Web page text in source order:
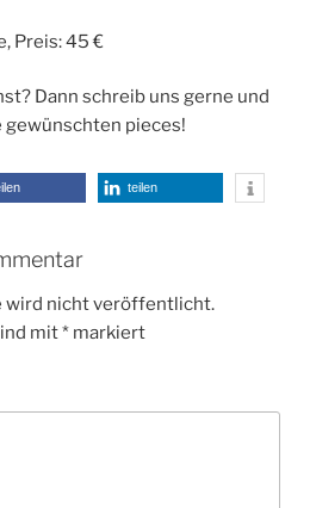
Preis: 45 €
Dann schreib uns gerne und
pieces!
teilen
wird nicht veröffentlicht.
mit* markiert